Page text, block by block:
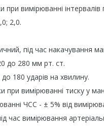
вимірюванні інтервалів
2,0.
під час накачування
до 280 мм рт. ст.
180 ударів на хвилину.
при вимірюванні тиску у
ЧСС - ± 5% від
час вимірювання